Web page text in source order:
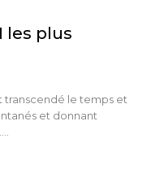
les plus
transcendé le temps et
et donnant